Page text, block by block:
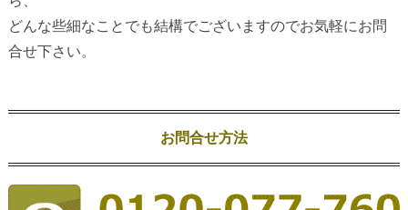
どんな些細なことでも結構でございますのでお気軽にお問
合せ下さい。
お問合せ方法